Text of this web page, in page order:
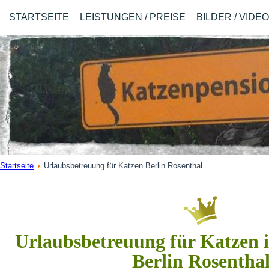
STARTSEITE LEISTUNGEN / PREISE BILDER /
Startseite Urlaubsbetreuung für Katzen Berlin Rosenthal
Urlaubsbetreuung für Katzen
Berlin